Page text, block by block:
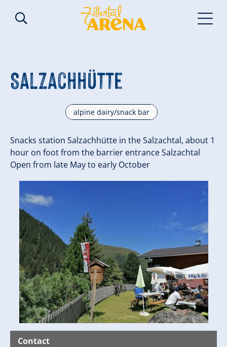
Salzachhütte
alpine dairy/snack bar
Snacks station Salzachhütte in the Salzachtal, about 1
hour on foot from the barrier entrance Salzachtal
Open from late May to early October
Contact